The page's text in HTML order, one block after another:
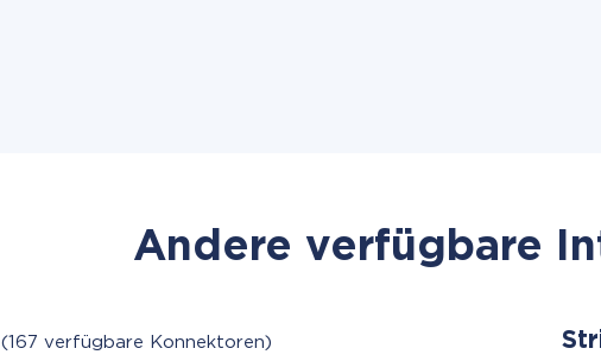
Andere verfügbare
(167 verfügbare Konnektoren)